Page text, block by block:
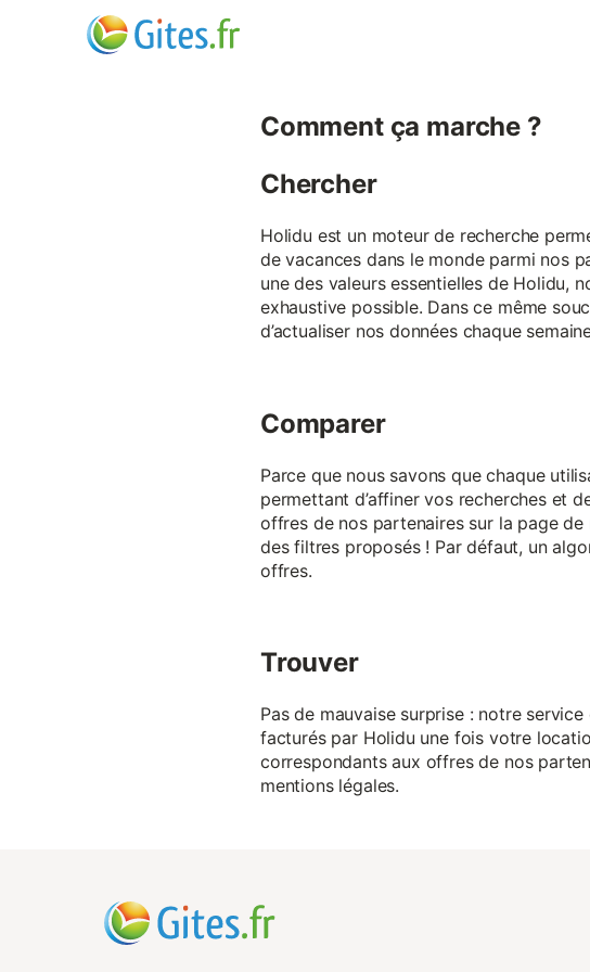
Comment ça marche ?
Chercher
Holidu est un moteur de recherche
de vacances dans le monde parmi nos
une des valeurs essentielles de Holidu,
exhaustive possible. Dans ce même
d’actualiser nos données chaque
Comparer
Parce que nous savons que chaque
permettant d’affiner vos recherches et
offres de nos partenaires sur la page
des filtres proposés ! Par défaut, un
offres.
Trouver
Pas de mauvaise surprise : notre
facturés par Holidu une fois votre
correspondants aux offres de nos
mentions légales.